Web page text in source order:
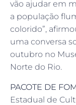
vão ajudar em
a população
colorido”,
uma conversa
outubro no
Norte do Rio.
PACOTE DE
Estadual de